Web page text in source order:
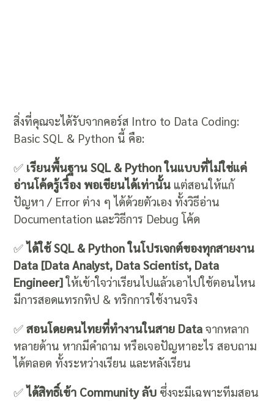
สิ่งที่คุณจะได้รับจากคอร์ส Intro to Data Coding:
Basic SQL & Python นี้ คือ:
✅ เรียนพื้นฐาน SQL & Python ในแบบที่ไม่ใช่แค่
อ่านโค้ดรู้เรื่อง พอเขียนได้เท่านั้น แต่สอนให้แก้
ปัญหา / Error ต่าง ๆ ได้ด้วยตัวเอง ทั้งวิธีอ่าน
Documentation และวิธีการ Debug โค้ด
✅ได้ใช้ SQL & Python ในโปรเจกต์ของทุกสายงาน
Data [Data Analyst, Data Scientist, Data
Engineer]ให้เข้าใจว่าเรียนไปแล้วเอาไปใช้ตอนไหน
มีการสอดแทรกทิป & ทริกการใช้งานจริง
✅สอนโดยคนไทยที่ทำงานในสาย Data จากหลาก
หลายด้าน หากมีคำถาม หรือเจอปัญหาอะไร สอบถาม
ได้ตลอด ทั้งระหว่างเรียน และหลังเรียน
✅ได้สิทธิ์เข้า Community ลับ ซึ่งจะมีเฉพาะทีมสอน